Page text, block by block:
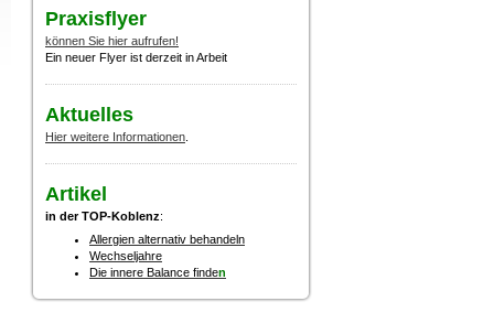
Praxisflyer
können Sie hier aufrufen!
Ein neuer Flyer ist derzeit in Arbeit
Aktuelles
Hier weitere Informationen
Artikel
in der TOP-Koblenz:
Allergien alternativ behandeln
Wechseljahre
Die innere Balance finden